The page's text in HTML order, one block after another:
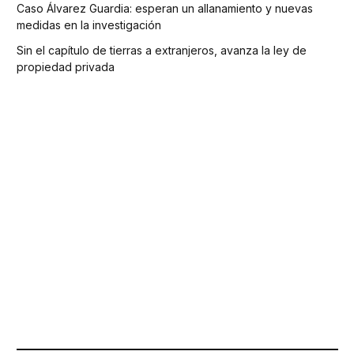
Caso Álvarez Guardia: esperan un allanamiento y nuevas
medidas en la investigación
Sin el capítulo de tierras a extranjeros, avanza la ley de
propiedad privada